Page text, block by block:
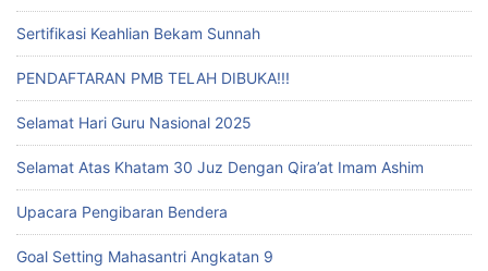
Sertifikasi Keahlian Bekam Sunnah
PENDAFTARAN PMB TELAH DIBUKA!!!
Selamat Hari Guru Nasional 2025
Selamat Atas Khatam 30 Juz Dengan Qira’at Imam Ashim
Upacara Pengibaran Bendera
Goal Setting Mahasantri Angkatan 9